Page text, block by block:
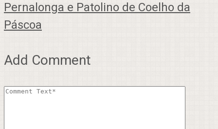
Pernalonga e Patolino de Coelho da
Páscoa
Add Comment